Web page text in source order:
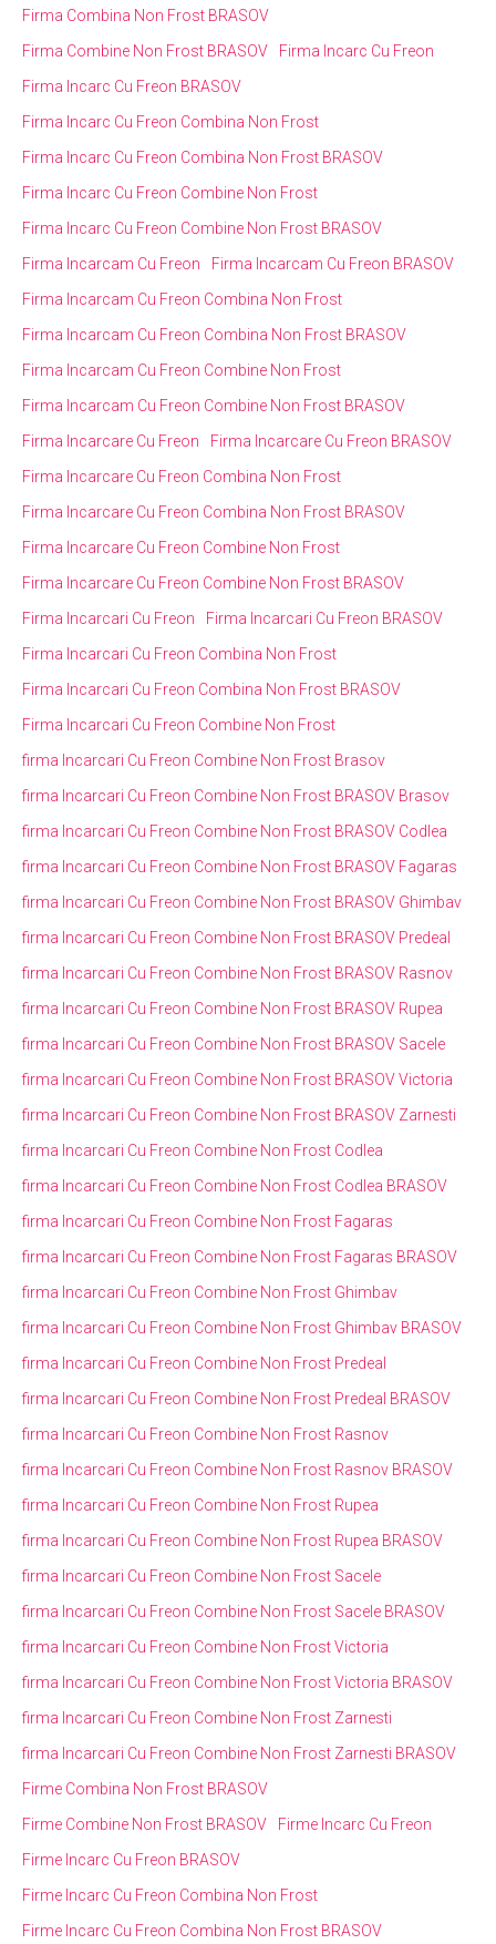
Firma Combina Non Frost BRASOV
Firma Combine Non Frost BRASOV
Firma Incarc Cu Freon
Firma Incarc Cu Freon BRASOV
Firma Incarc Cu Freon Combina Non Frost
Firma Incarc Cu Freon Combina Non Frost BRASOV
Firma Incarc Cu Freon Combine Non Frost
Firma Incarc Cu Freon Combine Non Frost BRASOV
Firma Incarcam Cu Freon
Firma Incarcam Cu Freon BRASOV
Firma Incarcam Cu Freon Combina Non Frost
Firma Incarcam Cu Freon Combina Non Frost BRASOV
Firma Incarcam Cu Freon Combine Non Frost
Firma Incarcam Cu Freon Combine Non Frost BRASOV
Firma Incarcare Cu Freon
Firma Incarcare Cu Freon BRASOV
Firma Incarcare Cu Freon Combina Non Frost
Firma Incarcare Cu Freon Combina Non Frost BRASOV
Firma Incarcare Cu Freon Combine Non Frost
Firma Incarcare Cu Freon Combine Non Frost BRASOV
Firma Incarcari Cu Freon
Firma Incarcari Cu Freon BRASOV
Firma Incarcari Cu Freon Combina Non Frost
Firma Incarcari Cu Freon Combina Non Frost BRASOV
Firma Incarcari Cu Freon Combine Non Frost
firma Incarcari Cu Freon Combine Non Frost Brasov
firma Incarcari Cu Freon Combine Non Frost BRASOV Brasov
firma Incarcari Cu Freon Combine Non Frost BRASOV Codlea
firma Incarcari Cu Freon Combine Non Frost BRASOV Fagaras
firma Incarcari Cu Freon Combine Non Frost BRASOV Ghimbav
firma Incarcari Cu Freon Combine Non Frost BRASOV Predeal
firma Incarcari Cu Freon Combine Non Frost BRASOV Rasnov
firma Incarcari Cu Freon Combine Non Frost BRASOV Rupea
firma Incarcari Cu Freon Combine Non Frost BRASOV Sacele
firma Incarcari Cu Freon Combine Non Frost BRASOV Victoria
firma Incarcari Cu Freon Combine Non Frost BRASOV Zarnesti
firma Incarcari Cu Freon Combine Non Frost Codlea
firma Incarcari Cu Freon Combine Non Frost Codlea BRASOV
firma Incarcari Cu Freon Combine Non Frost Fagaras
firma Incarcari Cu Freon Combine Non Frost Fagaras BRASOV
firma Incarcari Cu Freon Combine Non Frost Ghimbav
firma Incarcari Cu Freon Combine Non Frost Ghimbav BRASOV
firma Incarcari Cu Freon Combine Non Frost Predeal
firma Incarcari Cu Freon Combine Non Frost Predeal BRASOV
firma Incarcari Cu Freon Combine Non Frost Rasnov
firma Incarcari Cu Freon Combine Non Frost Rasnov BRASOV
firma Incarcari Cu Freon Combine Non Frost Rupea
firma Incarcari Cu Freon Combine Non Frost Rupea BRASOV
firma Incarcari Cu Freon Combine Non Frost Sacele
firma Incarcari Cu Freon Combine Non Frost Sacele BRASOV
firma Incarcari Cu Freon Combine Non Frost Victoria
firma Incarcari Cu Freon Combine Non Frost Victoria BRASOV
firma Incarcari Cu Freon Combine Non Frost Zarnesti
firma Incarcari Cu Freon Combine Non Frost Zarnesti BRASOV
Firme Combina Non Frost BRASOV
Firme Combine Non Frost BRASOV
Firme Incarc Cu Freon
Firme Incarc Cu Freon BRASOV
Firme Incarc Cu Freon Combina Non Frost
Firme Incarc Cu Freon Combina Non Frost BRASOV